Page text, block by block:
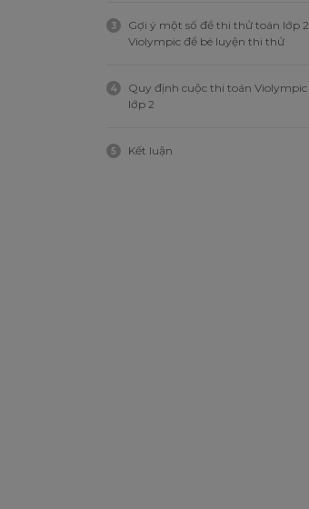
3
Gợi ý một số đề thi thử toán lớp 2
Violympic để bé luyện thi thử
4
Quy định cuộc thi toán Violympic
lớp 2
5 Kết luận